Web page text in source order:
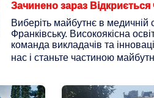
Зачинено зараз Відкриється
Виберіть майбутнє в
Франківську. Високоякісна
команда викладачів та
нас і станьте частиною